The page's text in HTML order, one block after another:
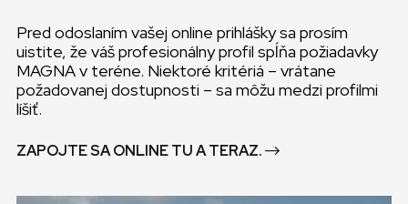
Pred odoslaním vašej online prihlášky sa prosím
uistite, že váš profesionálny profil spĺňa požiadavky
MAGNA v teréne. Niektoré kritériá – vrátane
požadovanej dostupnosti – sa môžu medzi profilmi
líšiť.
ZAPOJTE SA ONLINE TU A TERAZ.